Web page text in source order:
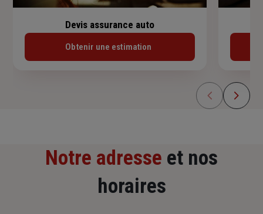
Devis assurance auto
Obtenir une estimation
Notre adresse et nos
horaires